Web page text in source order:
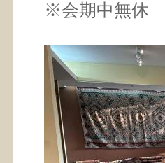
※会期中無休